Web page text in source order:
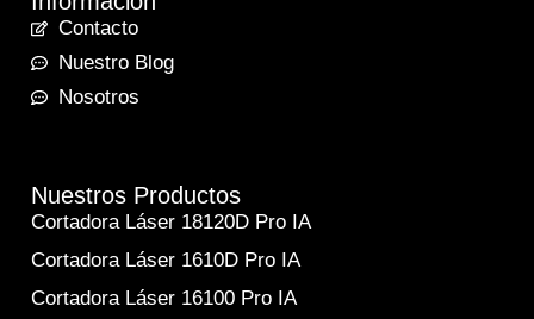
Contacto
Nuestro Blog
Nosotros
Nuestros Productos
Cortadora Láser 18120D Pro IA
Cortadora Láser 1610D Pro IA
Cortadora Láser 16100 Pro IA